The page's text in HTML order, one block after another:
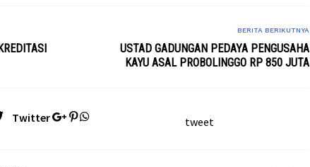
BERITA BERIKUTNYA
USTAD GADUNGAN PEDAYA PENGUSAHA
KAYU ASAL PROBOLINGGO RP 850 JUTA
Twitter tweet